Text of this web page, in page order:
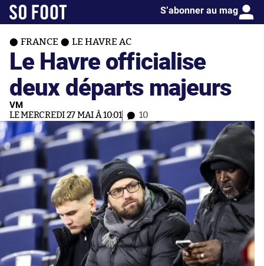
S’abonner au mag
FRANCE LE HAVRE AC
Le Havre officialise
deux départs majeurs
VM
LE MERCREDI 27 MAI À 10:01 10